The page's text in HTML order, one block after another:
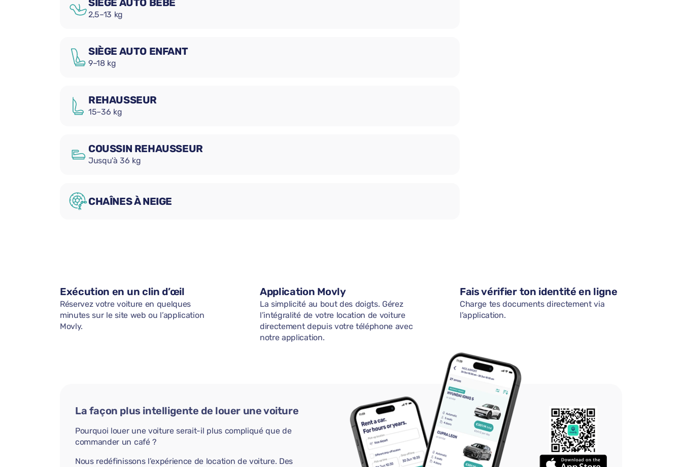
SIÈGE AUTO BÉBÉ
2,5–13 kg
SIÈGE AUTO ENFANT
9–18 kg
REHAUSSEUR
15–36 kg
COUSSIN REHAUSSEUR
Jusqu'à 36 kg
CHAÎNES À NEIGE
Exécution en un clin d’œil
Réservez votre voiture en quelques
minutes sur le site web ou l’application
Movly.
Application Movly
La simplicité au bout des doigts. Gérez
l’intégralité de votre location de voiture
directement depuis votre téléphone avec
notre application.
Fais vérifier ton identité en ligne
Charge tes documents directement via
l’application.
La façon plus intelligente de louer une voiture
Pourquoi louer une voiture serait-il plus compliqué que de
commander un café ?
Nous redéfinissons l’expérience de location de voiture. Des